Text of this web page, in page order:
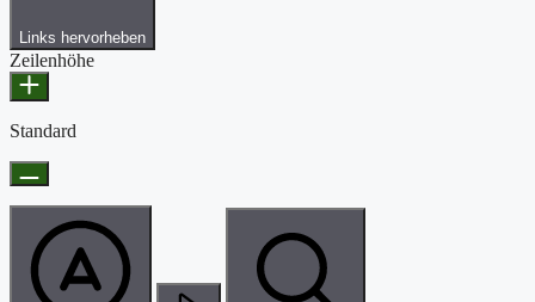
Links hervorheben
Zeilenhöhe
Standard